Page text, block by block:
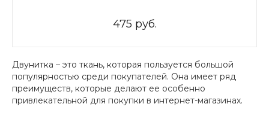
475 руб.
Двунитка – это ткань, которая пользуется большой
популярностью среди покупателей. Она имеет ряд
преимуществ, которые делают ее особенно
привлекательной для покупки в интернет-магазинах.